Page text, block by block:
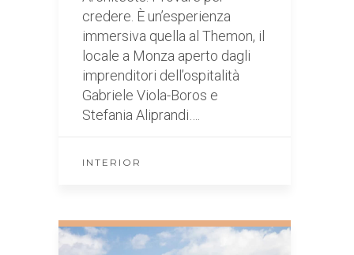
credere. È un’esperienza
immersiva quella al Themon, il
locale a Monza aperto dagli
imprenditori dell’ospitalità
Gabriele Viola-Boros e
Stefania Aliprandi….
INTERIOR